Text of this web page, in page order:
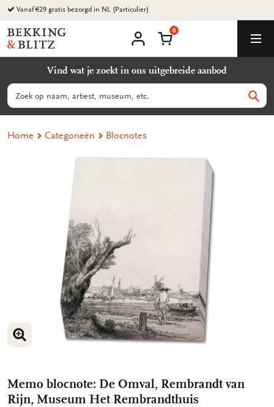
Ga
naar
content
Vanaf €29 gratis bezorgd in NL (Particulier)
Bekking
&
B.V.
account
Winkelmand
0
Vind wat je zoekt in ons uitgebreide aanbod
Zoeken
Home Categorieën Blocnotes
VERGROOT AFBEELDING
Memo blocnote: De Omval, Rembrandt van
Rijn, Museum Het Rembrandthuis